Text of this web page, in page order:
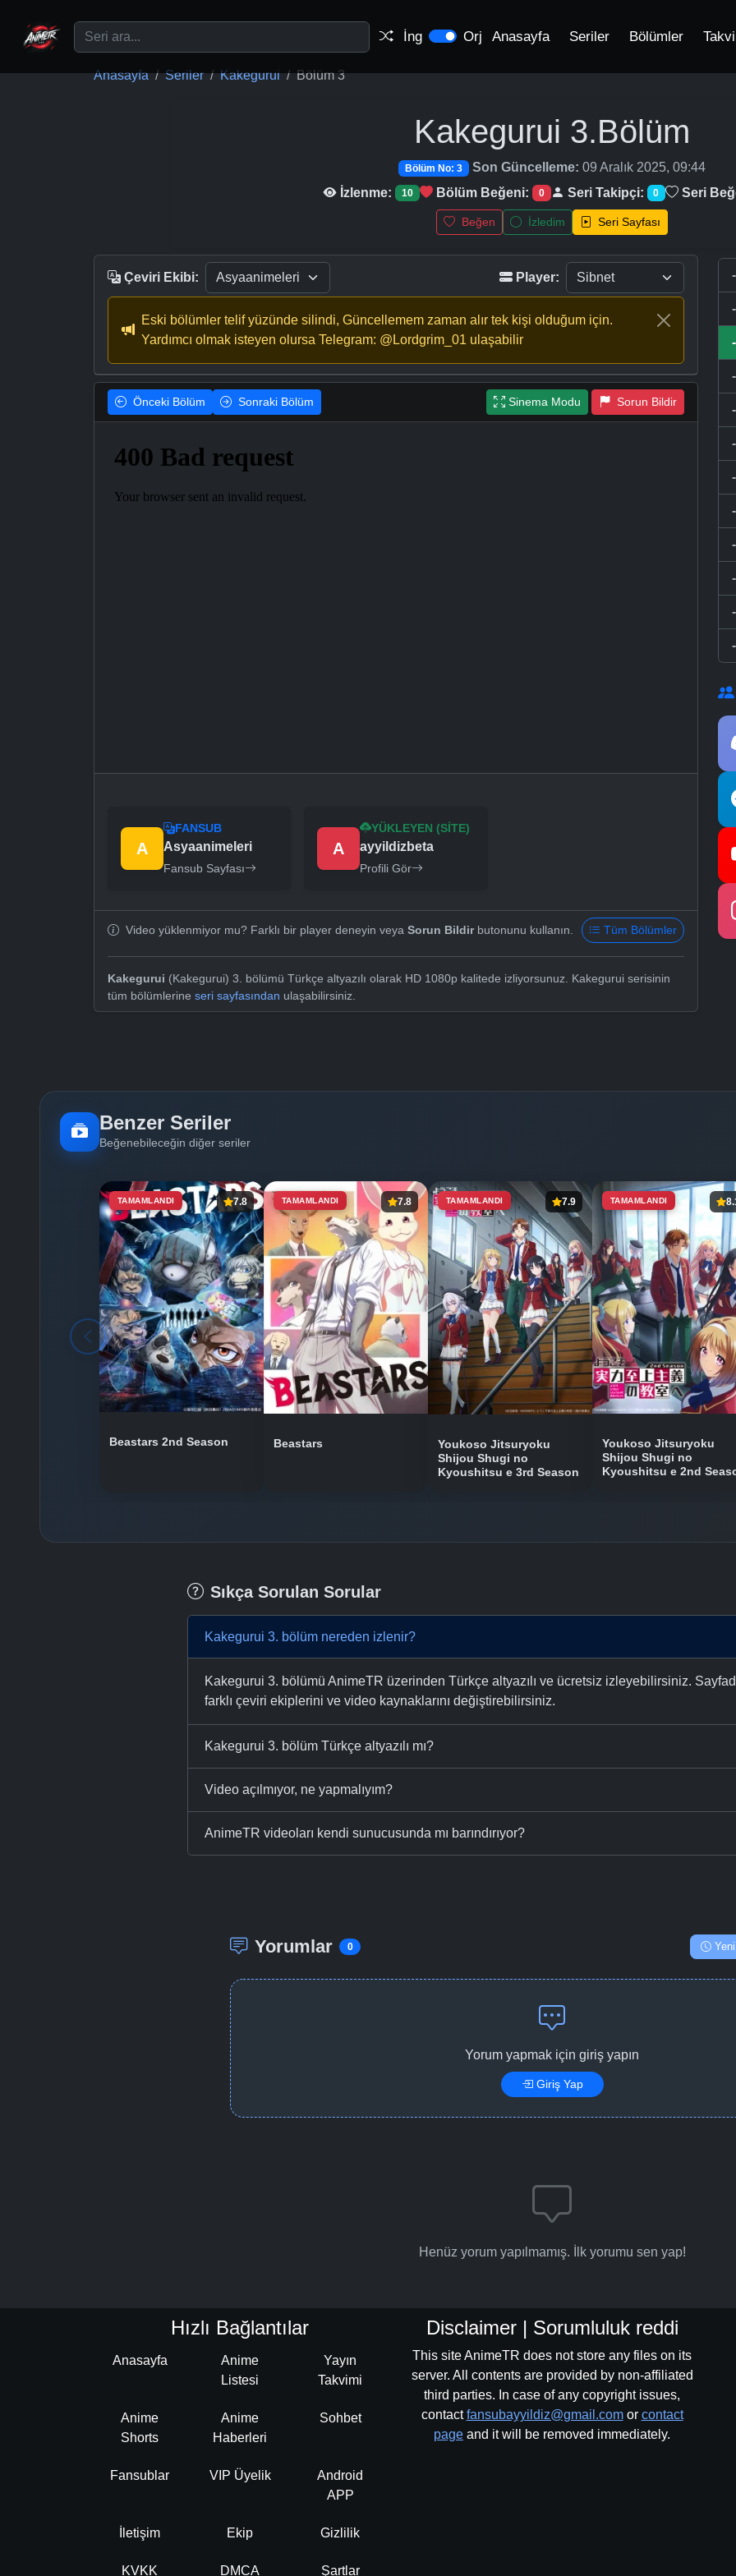
İng Orj Anasayfa Seriler Bölümler
Anasayfa Seriler Kakegurui Bölüm 3
Kakegurui 3.Bölüm
Bölüm No: 3 Son Güncelleme: 09 Aralık 2025, 09:44
İzlenme:
10 Bölüm Beğeni: 0 Seri Takipçi: 0 Seri
Beğen İzledim Seri Sayfası
Çeviri Ekibi: Player:
Eski bölümler telif yüzünde silindi, Güncellemem zaman alır tek kişi olduğum için.
Yardımcı olmak isteyen olursa Telegram: @Lordgrim_01 ulaşabilir
Önceki Bölüm Sonraki Bölüm Sinema Modu Sorun Bildir
A
FANSUB
Asyaanimeleri
Fansub Sayfası
A
YÜKLEYEN (SITE)
ayyildizbeta
Profili Gör
Video yüklenmiyor mu? Farklı bir player deneyin veya Sorun Bildirbutonunu kullanın. Tüm Bölümler
Kakegurui (Kakegurui) 3. bölümü Türkçe altyazılı olarak HD 1080p kalitede izliyorsunuz. Kakegurui serisinin
tüm bölümlerine seri sayfasından ulaşabilirsiniz.
Benzer Seriler
Beğenebileceğin diğer seriler
TAMAMLANDI 7.8
Beastars 2nd Season
TAMAMLANDI 7.8
Beastars
TAMAMLANDI 7.9
Youkoso Jitsuryoku
Shijou Shugi no
Kyoushitsu e 3rd Season
TAMAMLANDI
Youkoso Jitsuryoku
Shijou Shugi no
Kyoushitsu e 2nd
Sıkça Sorulan Sorular
Kakegurui 3. bölüm nereden izlenir?
Kakegurui 3. bölümü AnimeTR üzerinden Türkçe altyazılı ve ücretsiz izleyebilirsiniz.
farklı çeviri ekiplerini ve video kaynaklarını değiştirebilirsiniz.
Kakegurui 3. bölüm Türkçe altyazılı mı?
Video açılmıyor, ne yapmalıyım?
AnimeTR videoları kendi sunucusunda mı barındırıyor?
Yorumlar 0 Yeni
Yorum yapmak için giriş yapın
Giriş Yap
Henüz yorum yapılmamış. İlk yorumu sen yap!
Hızlı Bağlantılar
Anasayfa
Anime
Listesi
Yayın
Takvimi
Anime
Shorts
Anime
Haberleri
Sohbet
Fansublar VIP Üyelik
Android
APP
İletişim Ekip Gizlilik
KVKK DMCA Şartlar
Disclaimer | Sorumluluk reddi
This site AnimeTR does not store any files on its
server. All contents are provided by non-affiliated
third parties. In case of any copyright issues,
contactfansubayyildiz@gmail.comor contact
page and it will be removed immediately.